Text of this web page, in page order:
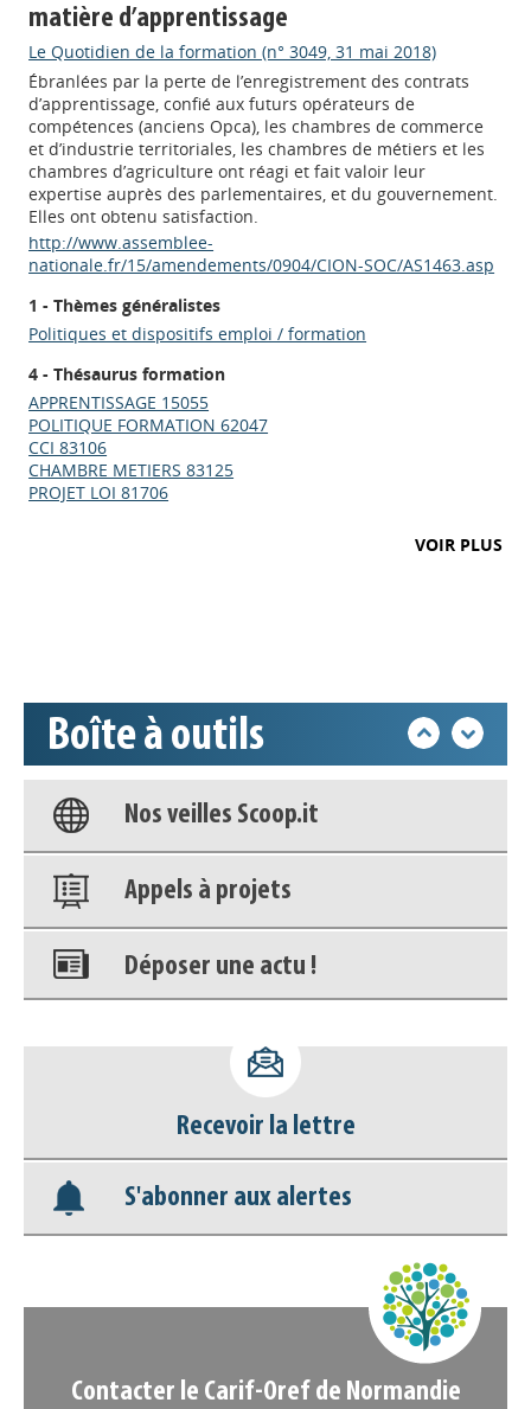
matière d’apprentissage
Le Quotidien de la formation (n° 3049, 31 mai 2018)
Ébranlées par la perte de l’enregistrement des contrats
d’apprentissage, confié aux futurs opérateurs de
compétences (anciens Opca), les chambres de commerce
et d’industrie territoriales, les chambres de métiers et les
chambres d’agriculture ont réagi et fait valoir leur
expertise auprès des parlementaires, et du gouvernement.
Elles ont obtenu satisfaction.
http://www.assemblee-
nationale.fr/15/amendements/0904/CION-SOC/AS1463.asp
1 - Thèmes généralistes
Politiques et dispositifs emploi / formation
4 - Thésaurus formation
APPRENTISSAGE 15055
POLITIQUE FORMATION 62047
CCI 83106
CHAMBRE METIERS 83125
PROJET LOI 81706
VOIR PLUS
Boîte à outils
Appels à projets
Base documentaire
Nos veilles Scoop.it
Appels à projets
Déposer une actu !
déconnecter)
Base documentaire
Nos veilles Scoop.it
Recevoir la lettre
S'abonner aux alertes
Contacter le Carif-Oref de Normandie